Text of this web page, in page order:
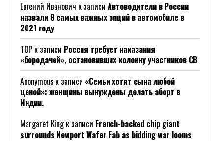
Евгений Иванович к записи Автоводители в России
назвали 8 самых важных опций в автомобиле в
2021 году
ТОР к записи Россия требует наказания
«бородачей», остановивших колонну участников СВ
Anonymous к записи «Семьи хотят сына любой
ценой»: женщины вынуждены делать аборт в
Индии.
Margaret Kingк записи French-backed chip giant
surrounds Newport Wafer Fab as bidding war looms